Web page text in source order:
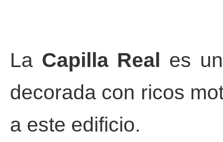
La Capilla Real es
decorada con ricos
a este edificio.